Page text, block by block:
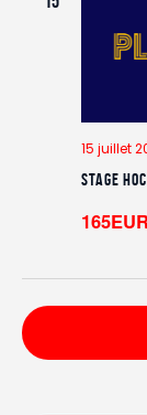
Stage
15 juillet
165EUR